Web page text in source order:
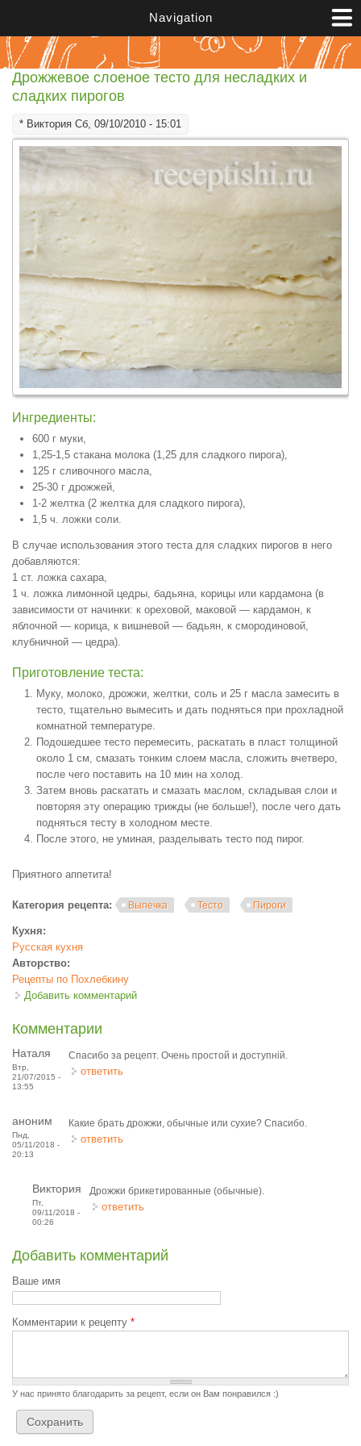
Navigation
Дрожжевое слоеное тесто для несладких и
сладких пирогов
* Виктория Сб, 09/10/2010 - 15:01
Ингредиенты:
600 г муки,
1,25-1,5 стакана молока (1,25 для сладкого пирога),
125 г сливочного масла,
25-30 г дрожжей,
1-2 желтка (2 желтка для сладкого пирога),
1,5 ч. ложки соли.
В случае использования этого теста для сладких пирогов в него
добавляются:
1 ст. ложка сахара,
1 ч. ложка лимонной цедры, бадьяна, корицы или кардамона (в
зависимости от начинки: к ореховой, маковой — кардамон, к
яблочной — корица, к вишневой — бадьян, к смородиновой,
клубничной — цедра).
Приготовление теста:
Муку, молоко, дрожжи, желтки, соль и 25 г масла замесить в
тесто, тщательно вымесить и дать подняться при прохладной
комнатной температуре.
Подошедшее тесто перемесить, раскатать в пласт толщиной
около 1 см, смазать тонким слоем масла, сложить вчетверо,
после чего поставить на 10 мин на холод.
Затем вновь раскатать и смазать маслом, складывая слои и
повторяя эту операцию трижды (не больше!), после чего дать
подняться тесту в холодном месте.
После этого, не уминая, разделывать тесто под пирог.
Приятного аппетита!
Категория рецепта: Выпечка Тесто Пироги
Кухня:
Русская кухня
Авторство:
Рецепты по Похлебкину
Добавить комментарий
Комментарии
Наталя
Втр,
21/07/2015 -
13:55
Спасибо за рецепт. Очень простой и доступній.
ответить
аноним
Пнд,
05/11/2018 -
20:13
Какие брать дрожжи, обычные или сухие? Спасибо.
ответить
Виктория
Пт,
09/11/2018 -
00:26
Дрожжи брикетированные (обычные).
ответить
Добавить комментарий
Ваше имя
Комментарии к рецепту *
У нас принято благодарить за рецепт, если он Вам понравился :)